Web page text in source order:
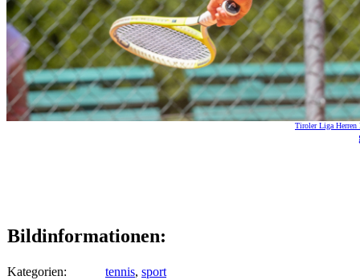
Tiroler Liga
Bildinformationen:
Kategorien: tennis, sport